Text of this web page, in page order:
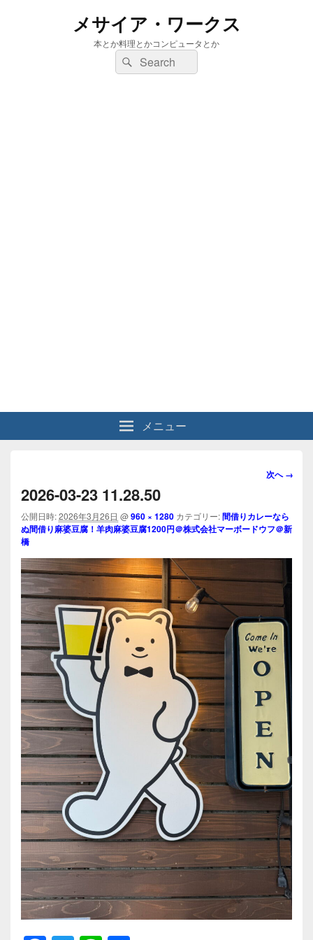
メサイア・ワークス
本とか料理とかコンピュータとか
検
索:
検
索
メニュー
画
ビ
ゲ
シ
ョ
次へ →
2026-03-23 11.28.50
公開日時:2026年3月26日 @960 × 1280 カテゴリー:間借りカレーなら
ぬ間借り麻婆豆腐！羊肉麻婆豆腐1200円＠株式会社マーボードウフ＠新
橋